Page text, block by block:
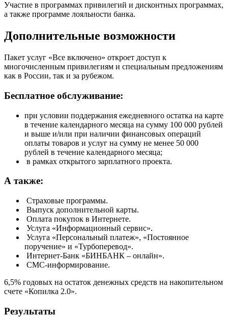
Участие в программах привилегий и дисконтных программах,
а также программе лояльности банка.
Дополнительные возможности
Пакет услуг «Все включено» откроет доступ к
многочисленным привилегиям и специальным предложениям
как в России, так и за рубежом.
Бесплатное обслуживание:
при условии поддержания ежедневного остатка на карте
в течение календарного месяца на сумму 100 000 рублей
и выше и/или при наличии финансовых операций
оплаты товаров и услуг на сумму не менее 50 000
рублей в течение календарного месяца;
в рамках открытого зарплатного проекта.
А также:
Страховые программы.
Выпуск дополнительной карты.
Оплата покупок в Интернете.
Услуга «Информационный сервис».
Услуга «Персональный платеж», «Постоянное
поручение» и «Турбоперевод».
Интернет-Банк «БИНБАНК – онлайн».
СМС-информирование.
6,5% годовых на остаток денежных средств на накопительном
счете «Копилка 2.0».
Результаты